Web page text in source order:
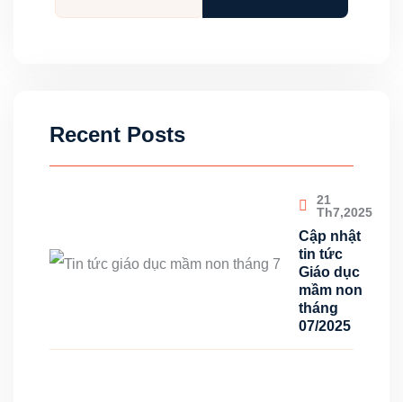
Recent Posts
21
Th7,2025
Cập nhật
tin tức
Giáo dục
mầm non
tháng
07/2025